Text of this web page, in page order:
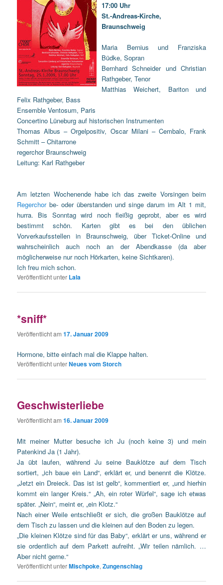
17:00 Uhr
St.-Andreas-Kirche,
Braunschweig
Maria Bernius und Franziska
Büdke, Sopran
Bernhard Schneider und Christian
Rathgeber, Tenor
Matthias Weichert, Bariton und
Felix Rathgeber, Bass
Ensemble Ventosum, Paris
Concertino Lüneburg auf historischen Instrumenten
Thomas Albus – Orgelpositiv, Oscar Milani – Cembalo, Frank
Schmitt – Chitarrone
regerchor Braunschweig
Leitung: Karl Rathgeber
Am letzten Wochenende habe ich das zweite Vorsingen beim
Regerchorbe- oder überstanden und singe darum im Alt 1 mit,
hurra. Bis Sonntag wird noch fleißig geprobt, aber es wird
bestimmt schön. Karten gibt es bei den üblichen
Vorverkaufsstellen in Braunschweig, über Ticket-Online und
wahrscheinlich auch noch an der Abendkasse (da aber
möglicherweise nur noch Hörkarten, keine Sichtkaren).
Ich freu mich schon.
Veröffentlicht unter Lala
*sniff*
Veröffentlicht am17. Januar 2009
Hormone, bitte einfach mal die Klappe halten.
Veröffentlicht unterNeues vom Storch
Geschwisterliebe
Veröffentlicht am16. Januar 2009
Mit meiner Mutter besuche ich Ju (noch keine 3) und mein
Patenkind Ja (1 Jahr).
Ja übt laufen, während Ju seine Bauklötze auf dem Tisch
sortiert, „ich baue ein Land“, erklärt er, und benennt die Klötze.
„Jetzt ein Dreieck. Das ist ist gelb“, kommentiert er, „und hierhin
kommt ein langer Kreis.“ „Ah, ein roter Würfel“, sage ich etwas
später. „Nein“, meint er, „ein Klotz.“
Nach einer Weile entschließt er sich, die großen Bauklötze auf
dem Tisch zu lassen und die kleinen auf den Boden zu legen.
„Die kleinen Klötze sind für das Baby“, erklärt er uns, während er
sie ordentlich auf dem Parkett aufreiht. „Wir teilen nämlich. …
Aber nicht gerne.“
Veröffentlicht unterMischpoke,Zungenschlag